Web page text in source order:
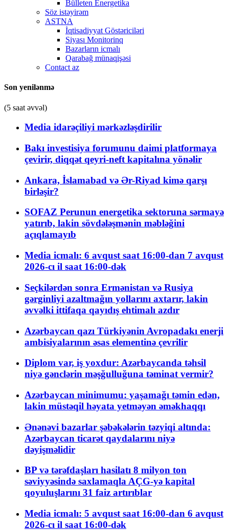
Bülleten Energetika
Söz istəyirəm
ASTNA
İqtisadiyyat Göstəriciləri
Siyası Monitorinq
Bazarların icmalı
Qarabağ münaqişəsi
Contact az
Son yenilənmə
(5 saat əvvəl)
Media idarəçiliyi mərkəzləşdirilir
Bakı investisiya forumunu daimi platformaya
çevirir, diqqət qeyri-neft kapitalına yönəlir
Ankara, İslamabad və Ər-Riyad kimə qarşı
birləşir?
SOFAZ Perunun energetika sektoruna sərmayə
yatırıb, lakin sövdələşmənin məbləğini
açıqlamayıb
Media icmalı: 6 avqust saat 16:00-dan 7 avqust
2026-cı il saat 16:00-dək
Seçkilərdən sonra Ermənistan və Rusiya
gərginliyi azaltmağın yollarını axtarır, lakin
əvvəlki ittifaqa qayıdış ehtimalı azdır
Azərbaycan qazı Türkiyənin Avropadakı enerji
ambisiyalarının əsas elementinə çevrilir
Diplom var, iş yoxdur: Azərbaycanda təhsil
niyə gənclərin məşğulluğuna təminat vermir?
Azərbaycan minimumu: yaşamağı təmin edən,
lakin müstəqil həyata yetməyən əməkhaqqı
Ənənəvi bazarlar şəbəkələrin təzyiqi altında:
Azərbaycan ticarət qaydalarını niyə
dəyişməlidir
BP və tərəfdaşları hasilatı 8 milyon ton
səviyyəsində saxlamaqla AÇG-yə kapital
qoyuluşlarını 31 faiz artırıblar
Media icmalı: 5 avqust saat 16:00-dan 6 avqust
2026-cı il saat 16:00-dək